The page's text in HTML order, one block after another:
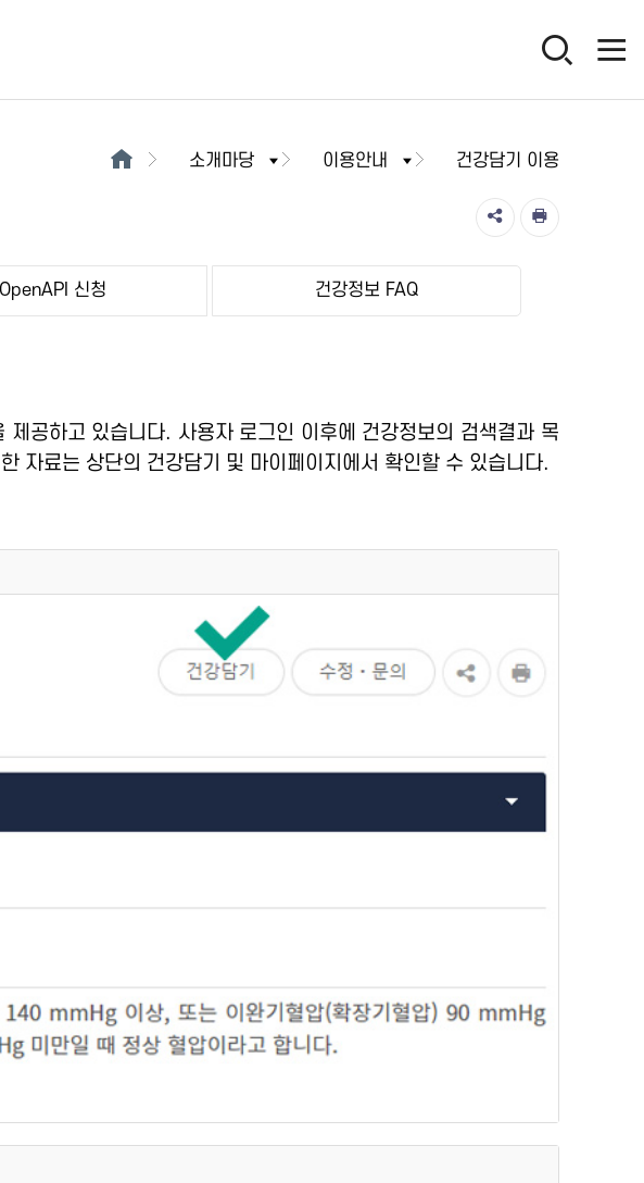
소개마당 이용안내 건강담기 이용
OpenAPI 신청 건강정보 FAQ
공하고 있습니다. 사용자 로그인 이후에 건강정보의 검색결과 목
자료는 상단의 건강담기 및 마이페이지에서 확인할 수 있습니다.